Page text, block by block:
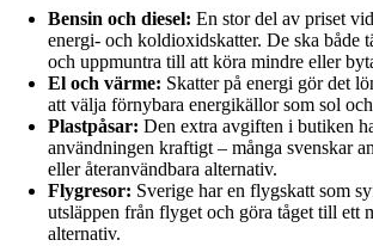
Bensin och diesel: En stor del av priset
energi- och koldioxidskatter. De ska både
och uppmuntra till att köra mindre eller
El och värme: Skatter på energi gör det
att välja förnybara energikällor som sol
Plastpåsar: Den extra avgiften i butiken
användningen kraftigt – många svenskar
eller återanvändbara alternativ.
Flygresor: Sverige har en flygskatt som
utsläppen från flyget och göra tåget till ett
alternativ.